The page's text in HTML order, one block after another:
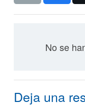
No se
Deja una